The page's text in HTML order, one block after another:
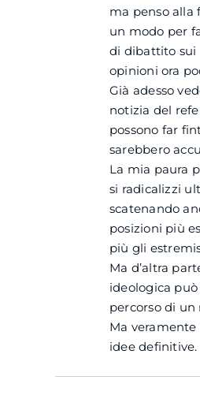
ma penso alla
un modo per
di dibattito sui
opinioni ora
Già adesso
notizia del
possono far
sarebbero
La mia paura
si radicalizzi
scatenando
posizioni più
più gli
Ma d’altra
ideologica
percorso di
Ma veramente
idee definitive.